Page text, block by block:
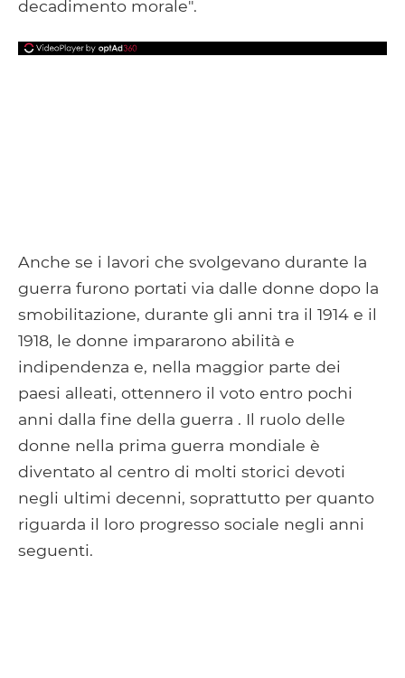
decadimento morale".
Anche se i lavori che svolgevano durante la
guerra furono portati via dalle donne dopo la
smobilitazione, durante gli anni tra il 1914 e il
1918, le donne impararono abilità e
indipendenza e, nella maggior parte dei
paesi alleati, ottennero il voto entro pochi
anni dalla fine della guerra . Il ruolo delle
donne nella prima guerra mondiale è
diventato al centro di molti storici devoti
negli ultimi decenni, soprattutto per quanto
riguarda il loro progresso sociale negli anni
seguenti.